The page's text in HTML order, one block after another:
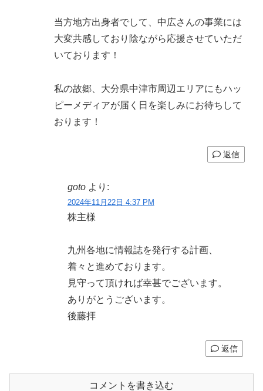
当方地方出身者でして、中広さんの事業には
大変共感しており陰ながら応援させていただ
いております！
私の故郷、大分県中津市周辺エリアにもハッ
ピーメディアが届く日を楽しみにお待ちして
おります！
返信
goto より:
2024年11月22日 4:37 PM
株主様
九州各地に情報誌を発行する計画、
着々と進めております。
見守って頂ければ幸甚でございます。
ありがとうございます。
後藤拝
返信
コメントを書き込む